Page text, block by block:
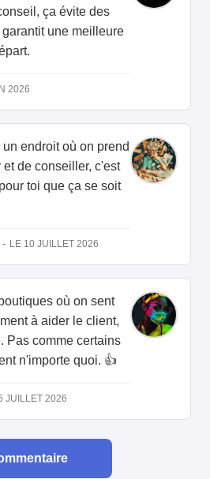
ça évite des
une meilleure
2026
endroit où on prend
et de conseiller, c'est
toi que ça se soit
- LE 10 JUILLET 2026
où on sent
à aider le client,
Pas comme certains
n'importe quoi. 👍
JUILLET 2026